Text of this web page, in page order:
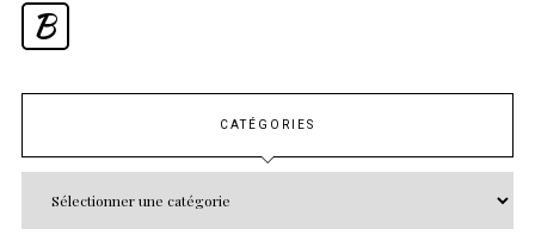
B
CATÉGORIES